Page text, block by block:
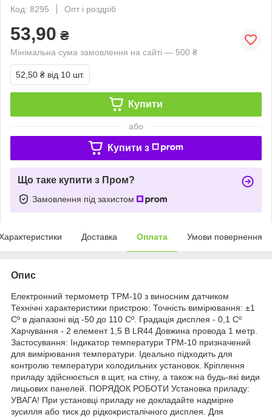
Код: 8295
Опт і роздріб
53,90 ₴
Мінімальна сума замовлення на сайті — 500 ₴
52,50 ₴ від 10 шт.
Купити
або
Купити з
Що таке купити з Пром?
Замовлення під захистом
Доставка Оплата Умови повернення
Опис
Електронний термометр TPM-10 з виносним датчиком
Технічні характеристики пристрою: Точність вимірювання: ±1
Cº в діапазоні від -50 до 110 Cº. Градація дисплея - 0,1 Cº
Харчування - 2 елемент 1,5 В LR44 Довжина провода 1 метр.
Застосування: Індикатор температури TPM-10 призначений
для вимірювання температури. Ідеально підходить для
контролю температури холодильних установок. Кріплення
приладу здійснюється в щит, на стіну, а також на будь-які види
лицьових панелей. ПОРЯДОК РОБОТИ Установка приладу:
УВАГА! При установці приладу не докладайте надмірне
зусилля або тиск до рідкокристалічного дисплея. Для